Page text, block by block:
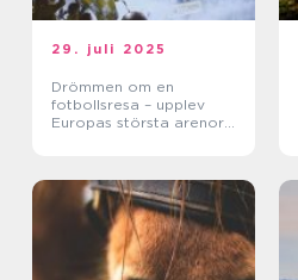
29. juli 2025
Drömmen om en
fotbollsresa – upplev
Europas största arenor